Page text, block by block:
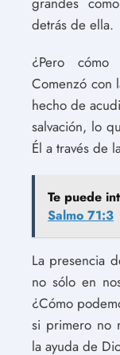
detrás de ella.
¿Pero
Comenzó con
hecho de
salvación, lo
Él a través de
Te puede
Salmo 71:3
La presencia
no sólo en
¿Cómo
si primero no
la ayuda de